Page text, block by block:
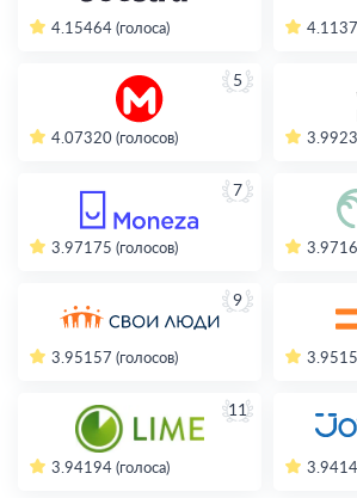
4.15464 (голоса) 4.11
5
4.07320 (голосов) 3.99
7
3.97175 (голосов) 3.97
9
3.95157 (голосов) 3.95
11
3.94194 (голоса) 3.94